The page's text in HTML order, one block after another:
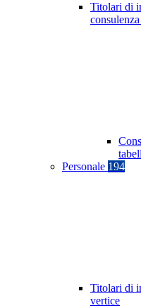
Titolari di
consulenza
Personale 194
Titolari di
vertice